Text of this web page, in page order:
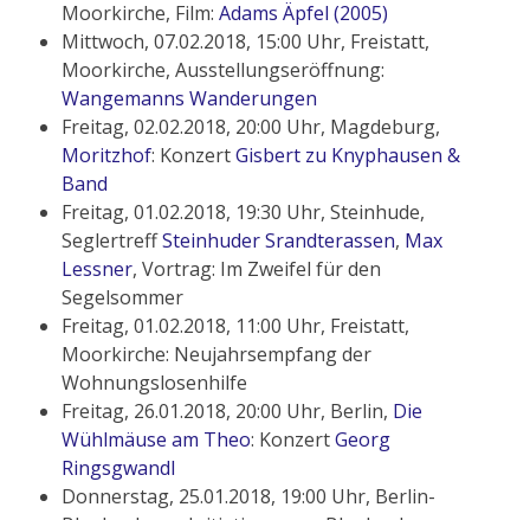
Moorkirche, Film: Adams Äpfel (2005)
Mittwoch, 07.02.2018, 15:00 Uhr, Freistatt,
Moorkirche, Ausstellungseröffnung:
Wangemanns Wanderungen
Freitag, 02.02.2018, 20:00 Uhr, Magdeburg,
Moritzhof: KonzertGisbert zu Knyphausen &
Band
Freitag, 01.02.2018, 19:30 Uhr, Steinhude,
SeglertreffSteinhuder Srandterassen, Max
Lessner, Vortrag: Im Zweifel für den
Segelsommer
Freitag, 01.02.2018, 11:00 Uhr, Freistatt,
Moorkirche: Neujahrsempfang der
Wohnungslosenhilfe
Freitag, 26.01.2018, 20:00 Uhr, Berlin, Die
Wühlmäuse am Theo: KonzertGeorg
Ringsgwandl
Donnerstag, 25.01.2018, 19:00 Uhr, Berlin-